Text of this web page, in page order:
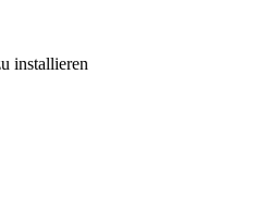
installieren